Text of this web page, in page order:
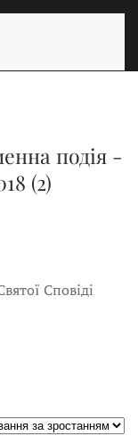
подія -
(2)
Сповіді
таблицю за: